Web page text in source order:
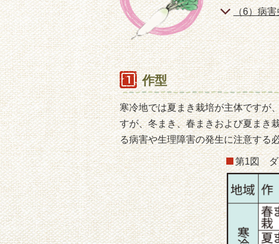
（6）病害
作型
寒冷地では夏まき栽培が主体ですが
すが、冬まき、春まきおよび夏まき
る病害や生理障害の発生に注意する
第1図 ダ